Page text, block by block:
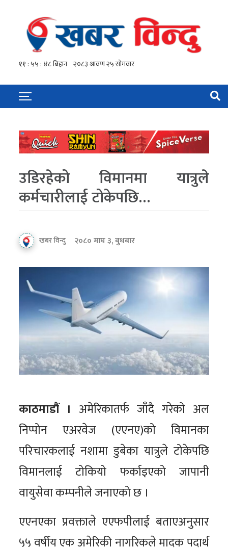
उडिरहेको विमानमा यात्रुले
कर्मचारीलाई टोकेपछि…
खबर विन्दु २०८० माघ ३, बुधबार
काठमाडौं । अमेरिकातर्फ जाँदै गरेको अल
निप्पोन एअरवेज (एएनए)को विमानका
परिचारकलाई नशामा डुबेका यात्रुले टोकेपछि
विमानलाई टोकियो फर्काइएको जापानी
वायुसेवा कम्पनीले जनाएको छ ।
एएनएका प्रवक्ताले एएफपीलाई बताएअनुसार
५५ वर्षीय एक अमेरिकी नागरिकले मादक पदार्थ